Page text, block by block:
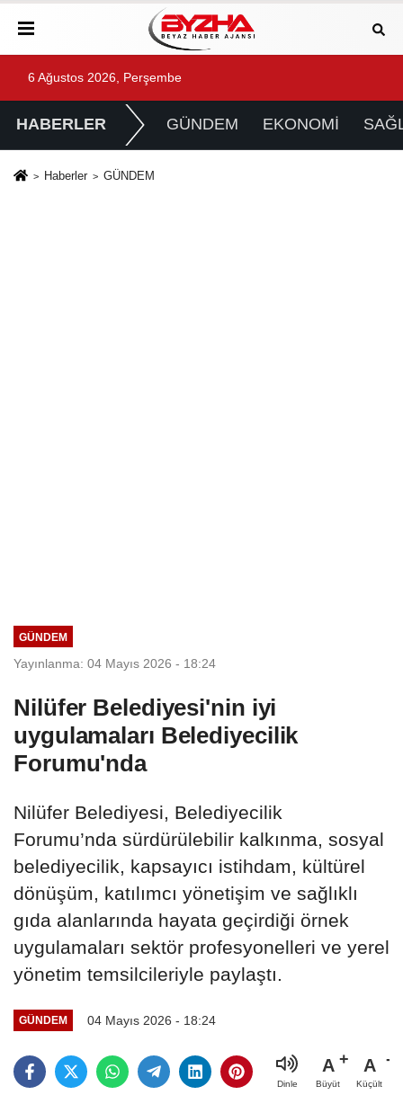
6 Ağustos 2026, Perşembe
HABERLER GÜNDEM EKONOMİ
Haberler GÜNDEM
GÜNDEM
Yayınlanma: 04 Mayıs 2026 - 18:24
Nilüfer Belediyesi'nin iyi
uygulamaları Belediyecilik
Forumu'nda
Nilüfer Belediyesi, Belediyecilik
Forumu’nda sürdürülebilir kalkınma, sosyal
belediyecilik, kapsayıcı istihdam, kültürel
dönüşüm, katılımcı yönetişim ve sağlıklı
gıda alanlarında hayata geçirdiği örnek
uygulamaları sektör profesyonelleri ve yerel
yönetim temsilcileriyle paylaştı.
GÜNDEM 04 Mayıs 2026 - 18:24
Dinle
A
Büyüt
A
Küçült